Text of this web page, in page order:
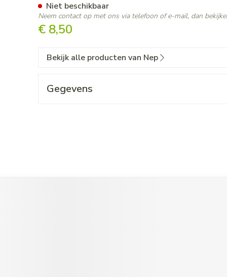
€ 8,50
Niet beschikbaar
Neem contact op met ons via telefoon of e-mail, dan
Bekijk alle producten van Nep
Gegevens